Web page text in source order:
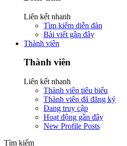
Liên kết nhanh
Tìm kiếm diễn đàn
Bài viết gần đây
Thành viên
Thành viên
Liên kết nhanh
Thành viên tiêu biểu
Thành viên đã đăng ký
Đang truy cập
Hoạt động gần đây
New Profile Posts
Tìm kiếm